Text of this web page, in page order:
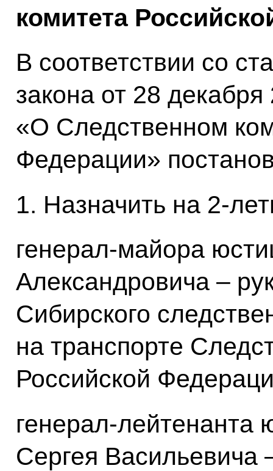
комитета
В соответствии со
закона от 28
«О Следственном
Федерации»
1. Назначить на 2-
генерал-майора
Александровича –
Сибирского
на транспорте
Российской
генерал-лейтенанта
Сергея Васильевича